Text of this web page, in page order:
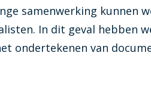
samenwerking kunnen
In dit geval hebben
ondertekenen van